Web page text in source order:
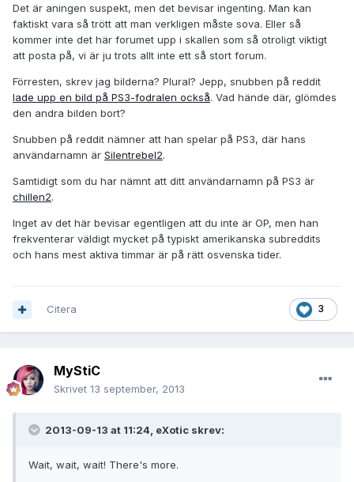
Det är aningen suspekt, men det bevisar ingenting. Man kan
faktiskt vara så trött att man verkligen måste sova. Eller så
kommer inte det här forumet upp i skallen som så otroligt viktigt
att posta på, vi är ju trots allt inte ett så stort forum.
Förresten, skrev jag bilderna? Plural? Jepp, snubben på reddit
lade upp en bild på PS3-fodralen också. Vad hände där, glömdes
den andra bilden bort?
Snubben på reddit nämner att han spelar på PS3, där hans
användarnamn är Silentrebel2.
Samtidigt som du har nämnt att ditt användarnamn på PS3 är
chillen2.
Inget av det här bevisar egentligen att du inte är OP, men han
frekventerar väldigt mycket på typiskt amerikanska subreddits
och hans mest aktiva timmar är på rätt osvenska tider.
3
Citera
MyStiC
Skrivet 13 september, 2013
2013-09-13 at 11:24, eXotic skrev:
Wait, wait, wait! There's more.